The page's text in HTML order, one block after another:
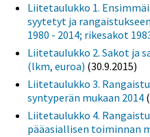
Liitetaulukko 1.
syytetyt ja
1980 - 2014; rikesakot
Liitetaulukko 2. Sakot ja
(lkm, euroa) (30.9.2015)
Liitetaulukko 3.
syntyperän mukaan 2014
Liitetaulukko 4.
pääasiallisen toiminnan